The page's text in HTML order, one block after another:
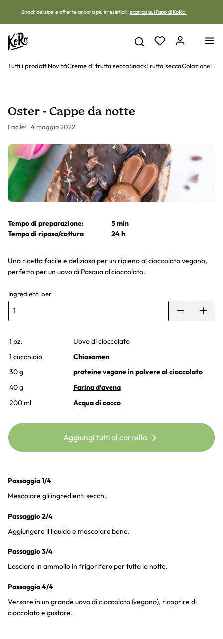
Snack deliziosi e offerte ancora più irresistibili: scarica qui l'app di KoRo!
Tutti i prodottiNovitàCreme di frutta seccaSnackFrutta seccaColazione
Oster - Cappe da notte
Facile 4 maggio 2022
Tempo di preparazione:
5 min
Tempo di riposo/cottura
24 h
Una ricetta facile e deliziosa per un ripieno al cioccolato vegano,
perfetto per un uovo di Pasqua al cioccolato.
Ingredienti per
1 pz.
Uovo di cioccolato
1 cucchiaio
Chiasamen
30 g
proteine vegane in polvere al cioccolato
40 g
Farina d'avena
200 ml
Acqua di cocco
Aggiungi tutti al carrello
Passaggio 1/4
Mescolare gli ingredienti secchi.
Passaggio 2/4
Aggiungere il liquido e mescolare bene.
Passaggio 3/4
Lasciare in ammollo in frigorifero per tutta la notte.
Passaggio 4/4
Versare in un grande uovo di cioccolato (vegano), ricoprire di
cioccolato e gustare.